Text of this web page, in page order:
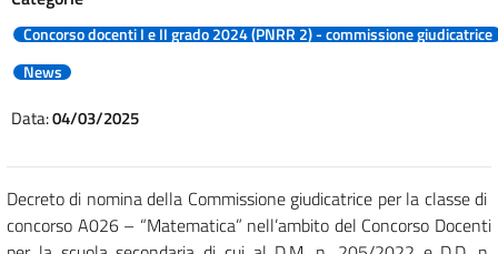
Concorso docenti I e II grado 2024 (PNRR 2) - commissione giudicatrice
News
Data:04/03/2025
Decreto di nomina della Commissione giudicatrice per la classe di
concorso A026 – “Matematica” nell’ambito del Concorso Docenti